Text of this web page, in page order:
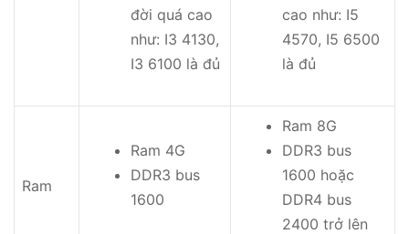
đời quá cao
như: I3 4130,
I3 6100 là đủ
cao như: I5
4570, I5 6500
là đủ
Ram
Ram 4G
DDR3 bus
1600
Ram 8G
DDR3 bus
1600 hoặc
DDR4 bus
2400 trở lên